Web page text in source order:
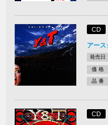
CD
アース
発売日
価 格
品 番
CD